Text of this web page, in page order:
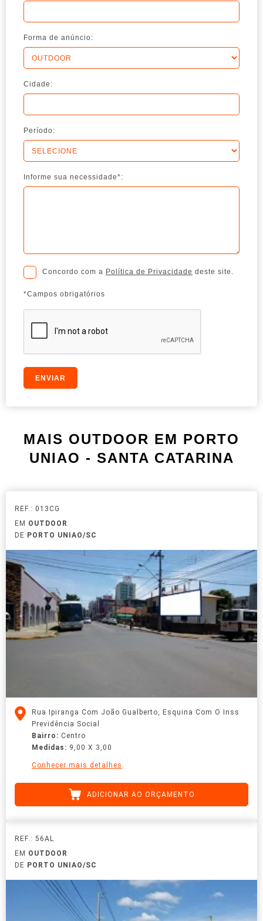
Forma de anúncio:
Cidade:
Período:
Informe sua necessidade*:
Concordo com a Política de Privacidade deste site.
*Campos obrigatórios
MAIS OUTDOOR EM PORTO
UNIAO - SANTA CATARINA
REF.: 013CG
EM OUTDOOR
DE PORTO UNIAO/SC
Rua Ipiranga Com João Gualberto, Esquina Com O Inss
Previdência Social
Bairro: Centro
Medidas: 9,00 X 3,00
Conhecer mais detalhes
ADICIONAR AO ORÇAMENTO
REF.: 56AL
EM OUTDOOR
DE PORTO UNIAO/SC